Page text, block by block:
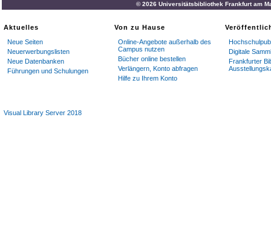
© 2026 Universitätsbibliothek Frankfurt am
Aktuelles
Neue Seiten
Neuerwerbungslisten
Neue Datenbanken
Führungen und Schulungen
Von zu Hause
Online-Angebote außerhalb des
Campus nutzen
Bücher online bestellen
Verlängern, Konto abfragen
Hilfe zu Ihrem Konto
Digitale
Frankfurter
Visual Library Server 2018